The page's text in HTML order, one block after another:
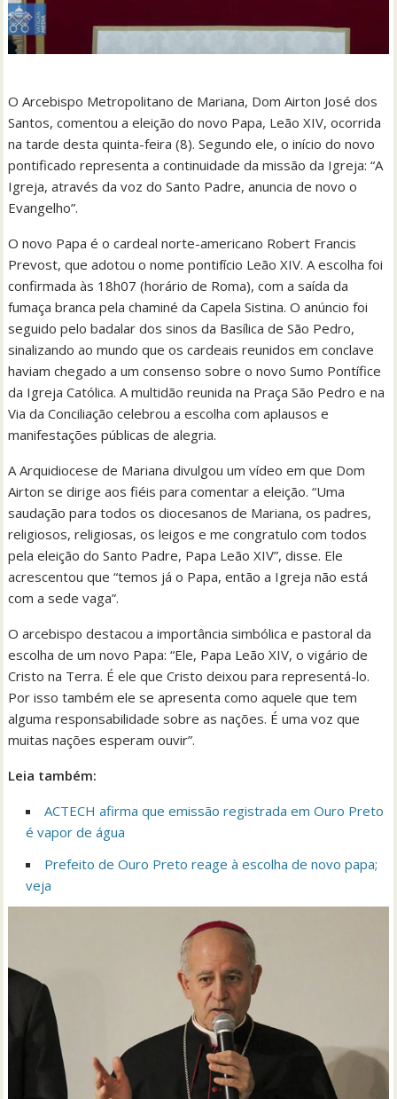
O Arcebispo Metropolitano de Mariana, Dom Airton José dos
Santos, comentou a eleição do novo Papa, Leão XIV, ocorrida
na tarde desta quinta-feira (8). Segundo ele, o início do novo
pontificado representa a continuidade da missão da Igreja: “A
Igreja, através da voz do Santo Padre, anuncia de novo o
Evangelho”.
O novo Papa é o cardeal norte-americano Robert Francis
Prevost, que adotou o nome pontifício Leão XIV. A escolha foi
confirmada às 18h07 (horário de Roma), com a saída da
fumaça branca pela chaminé da Capela Sistina. O anúncio foi
seguido pelo badalar dos sinos da Basílica de São Pedro,
sinalizando ao mundo que os cardeais reunidos em conclave
haviam chegado a um consenso sobre o novo Sumo Pontífice
da Igreja Católica. A multidão reunida na Praça São Pedro e na
Via da Conciliação celebrou a escolha com aplausos e
manifestações públicas de alegria.
A Arquidiocese de Mariana divulgou um vídeo em que Dom
Airton se dirige aos fiéis para comentar a eleição. “Uma
saudação para todos os diocesanos de Mariana, os padres,
religiosos, religiosas, os leigos e me congratulo com todos
pela eleição do Santo Padre, Papa Leão XIV”, disse. Ele
acrescentou que “temos já o Papa, então a Igreja não está
com a sede vaga”.
O arcebispo destacou a importância simbólica e pastoral da
escolha de um novo Papa: “Ele, Papa Leão XIV, o vigário de
Cristo na Terra. É ele que Cristo deixou para representá-lo.
Por isso também ele se apresenta como aquele que tem
alguma responsabilidade sobre as nações. É uma voz que
muitas nações esperam ouvir”.
Leia também:
ACTECH afirma que emissão registrada em Ouro Preto
é vapor de água
Prefeito de Ouro Preto reage à escolha de novo papa;
veja